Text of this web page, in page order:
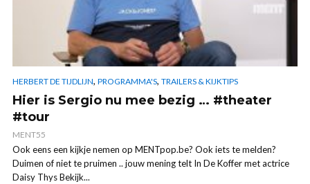
HERBERT DE TIJDLIJN, PROGRAMMA'S, TRAILERS & KIJKTIPS
Hier is Sergio nu mee bezig … #theater
#tour
MENT55
Ook eens een kijkje nemen op MENTpop.be? Ook iets te melden?
Duimen of niet te pruimen .. jouw mening telt In De Koffer met actrice
Daisy Thys Bekijk...